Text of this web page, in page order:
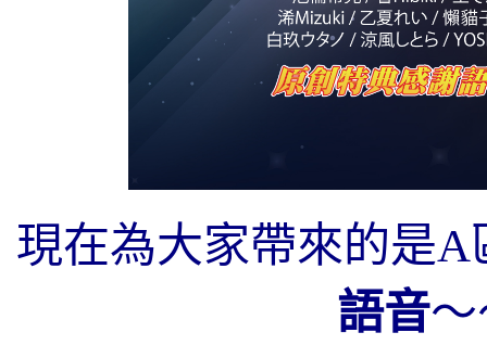
現在為大家帶來的是A
語音